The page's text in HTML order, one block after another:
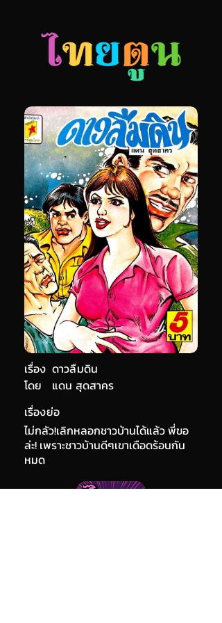
เรื่อง ดาวลืมดิน
แดน สุดสาคร
โดย
เรื่องย่อ
ไม่กลัว!เลิกหลอกชาวบ้านได้แล้ว พี่ขอ
ล่ะ! เพราะชาวบ้านดีๆเขาเดือดร้อนกัน
หมด